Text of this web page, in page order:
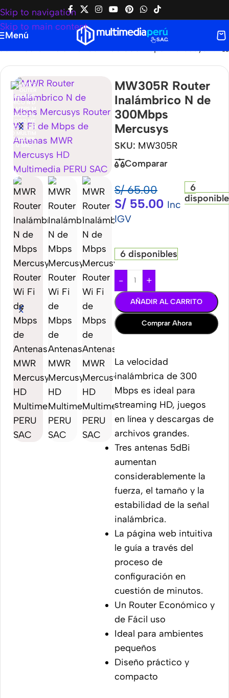
Skip to navigation
Skip to main content
Menú
Router Inalámbrico N de 300Mbps Mercusys
MW305R Router
Inalámbrico N de
300Mbps
Mercusys
SKU: MW305R
Comparar
S/65.00
S/ 55.00 Inc
IGV
6
6 disponibles
- +
AÑADIR AL CARRITO
Comprar Ahora
La velocidad
inalámbrica de 300
Mbps es ideal para
streaming HD, juegos
en línea y descargas de
archivos grandes.
Tres antenas 5dBi
aumentan
considerablemente la
fuerza, el tamaño y la
estabilidad de la señal
inalámbrica.
La página web intuitiva
le guía a través del
proceso de
configuración en
cuestión de minutos.
Un Router Económico y
de Fácil uso
Ideal para ambientes
pequeños
Diseño práctico y
compacto